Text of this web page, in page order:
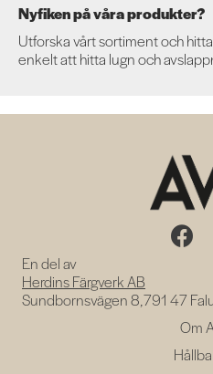
Nyfiken på våra produkter?
Utforska vårt sortiment och
enkelt att hitta lugn och
En del av
Herdins Färgverk AB
Sundbornsvägen 8, 791 47
Om